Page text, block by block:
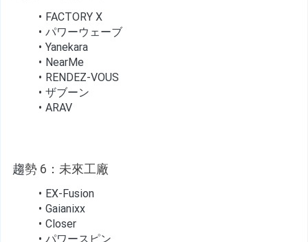
FACTORY X
パワーウェーブ
Yanekara
NearMe
RENDEZ-VOUS
ザブーン
ARAV
趨勢 6：未來工廠
EX-Fusion
Gaianixx
Closer
パワースピン